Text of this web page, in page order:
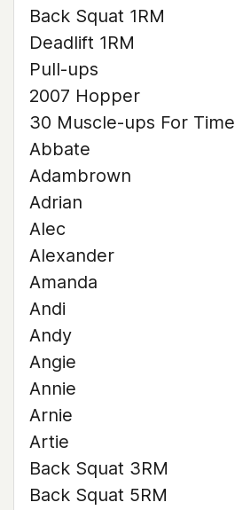
Back Squat 1RM
Deadlift 1RM
Pull-ups
2007 Hopper
30 Muscle-ups For Time
Abbate
Adambrown
Adrian
Alec
Alexander
Amanda
Andi
Andy
Angie
Annie
Arnie
Artie
Back Squat 3RM
Back Squat 5RM